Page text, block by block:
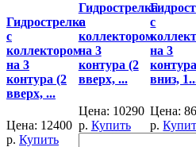
Гидрострелка
с
коллектором
на 3
контура (2
вверх, ...
Цена: 12400
р. Купить
Гидрострелка
с
коллектором
на 3
контура (2
вверх, ...
Цена: 10290
р. Купить
с
на 3
вниз,
Цена:
р.